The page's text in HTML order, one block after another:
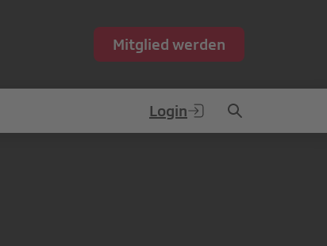
Mitglied werden
Login